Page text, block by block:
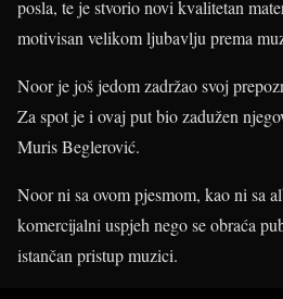
posla, te je stvorio novi kvalitetan
motivisan velikom ljubavlju prema
Noor je još jedom zadržao svoj
Za spot je i ovaj put bio zadužen
Muris Beglerović.
Noor ni sa ovom pjesmom, kao ni sa
komercijalni uspjeh nego se obraća
istančan pristup muzici.